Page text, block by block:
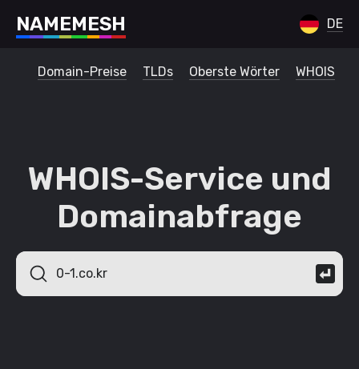
NAMEMESH DE
Domain-Preise TLDs Oberste Wörter WHOIS
WHOIS-Service und
Domainabfrage